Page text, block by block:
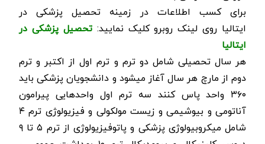
برای کسب اطلاعات در زمینه تحصیل پزشکی در
ایتالیا روی لینک روبرو کلیک نمایید:تحصیل پزشکی در
ایتالیا
هر سال تحصیلی شامل دو ترم و ترم اول از اکتبر و ترم
دوم از مارچ هر سال آغاز میشود و دانشجویان پزشکی باید
۳۶۰ واحد پاس کنند سه ترم اول واحدهایی پیرامون
آناتومی و بیوشیمی و زیست مولکولی و فیزیولوژی ترم ۴
شامل میکروبیولوژی پزشکی و پاتوفیزیولوژی از ترم ۵ تا ۹